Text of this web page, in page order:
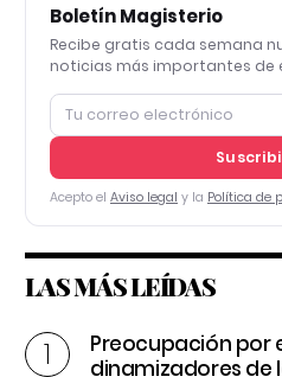
Boletín Magisterio
Recibe gratis cada semana
noticias más importantes de
Acepto el Aviso legal y la Política de
LAS MÁS LEÍDAS
Preocupación por
dinamizadores de